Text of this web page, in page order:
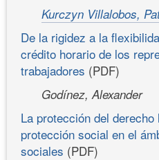
Kurczyn Villalobos,
De la rigidez a la
crédito horario de los
trabajadores (PDF)
Godínez, Alexander
La protección del
protección social en el
sociales (PDF)